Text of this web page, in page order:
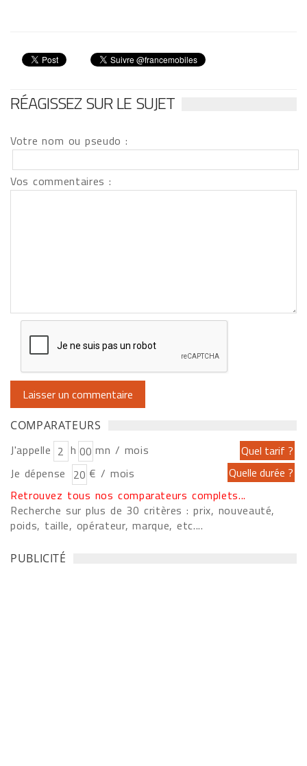
RÉAGISSEZ SUR LE SUJET
Votre nom ou pseudo :
Vos commentaires :
COMPARATEURS
J'appelle h
mn / mois
Je dépense
€ / mois
Retrouvez tous nos comparateurs complets...
Recherche sur plus de 30 critères : prix, nouveauté,
poids, taille, opérateur, marque, etc....
PUBLICITÉ